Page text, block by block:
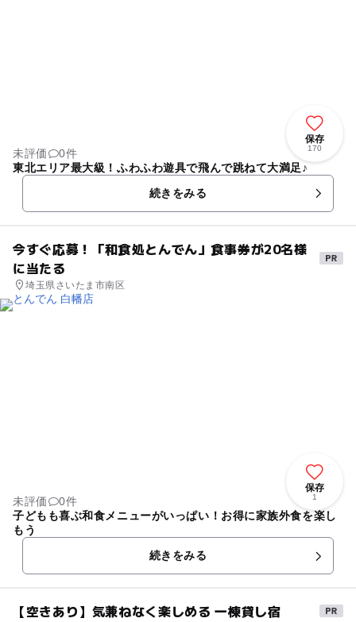
保存
170
未評価
0件
東北エリア最大級！ふわふわ遊具で飛んで跳ねて大満足♪
続きをみる
今すぐ応募！「和食処とんでん」食事券が20名様
に当たる
埼玉県さいたま市南区
保存
1
未評価
0件
子どもも喜ぶ和食メニューがいっぱい！お得に家族外食を楽し
もう
続きをみる
【空きあり】気兼ねなく楽しめる 一棟貸し宿